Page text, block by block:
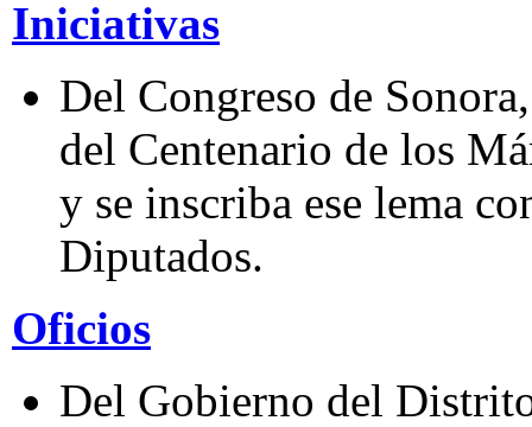
Iniciativas
Del Congreso de
del Centenario de los
y se inscriba ese lema
Diputados.
Oficios
Del Gobierno del